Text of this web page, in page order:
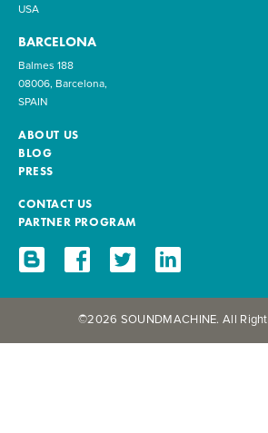
USA
BARCELONA
Balmes 188
08006, Barcelona,
SPAIN
ABOUT US
BLOG
PRESS
CONTACT US
PARTNER PROGRAM
©2026 SOUNDMACHINE. All